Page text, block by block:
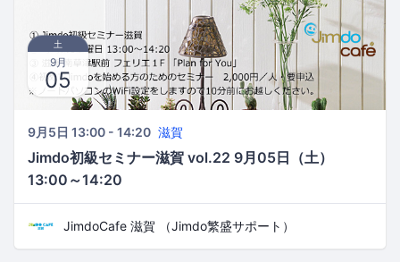
土
9月
05
9月5日 13:00 - 14:20 滋賀
Jimdo初級セミナー滋賀 vol.22 9月05日（土）
13:00～14:20
JimdoCafe 滋賀 （Jimdo繁盛サポート）